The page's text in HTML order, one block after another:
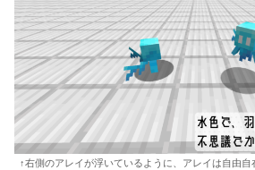
↑右側のアレイが浮いているように、アレイは自由自